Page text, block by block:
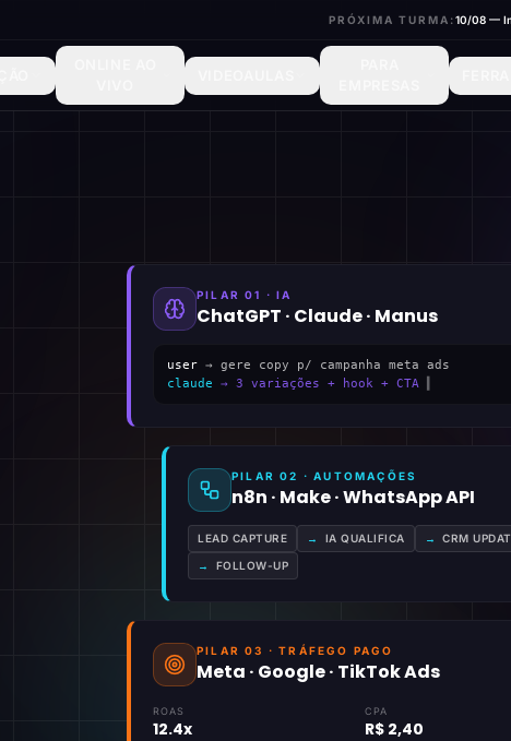
PRÓXIMA TURMA:10/08 —
PILAR 01 · IA
ChatGPT · Claude · Manus
user → gere copy p/ campanha meta ads
claude → 3 variações + hook + CTA
PILAR 02 · AUTOMAÇÕES
n8n · Make · WhatsApp API
LEAD CAPTURE → IA QUALIFICA → CRM
→ FOLLOW-UP
PILAR 03 · TRÁFEGO PAGO
Meta · Google · TikTok Ads
ROAS
12.4x
CPA
R$ 2,40